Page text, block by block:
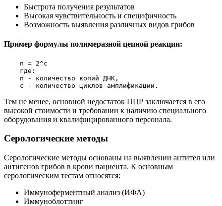
Быстрота получения результатов
Высокая чувствительность и специфичность
Возможность выявления различных видов грибов
Пример формулы полимеразной цепной реакции:
    n = 2^c
    где:
    n - количество копий ДНК,
Тем не менее, основной недостаток ПЦР заключается в его
высокой стоимости и требовании к наличию специального
оборудования и квалифицированного персонала.
Серологические методы
Серологические методы основаны на выявлении антител или
антигенов грибов в крови пациента. К основным
серологическим тестам относятся:
Иммуноферментный анализ (ИФА)
Иммуноблоттинг